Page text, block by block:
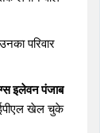
परिवार
इलेवन पंजाब
खेल चुके